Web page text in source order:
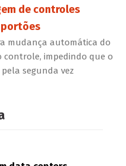
de controles
mudança automática do
controle, impedindo que o
segunda vez